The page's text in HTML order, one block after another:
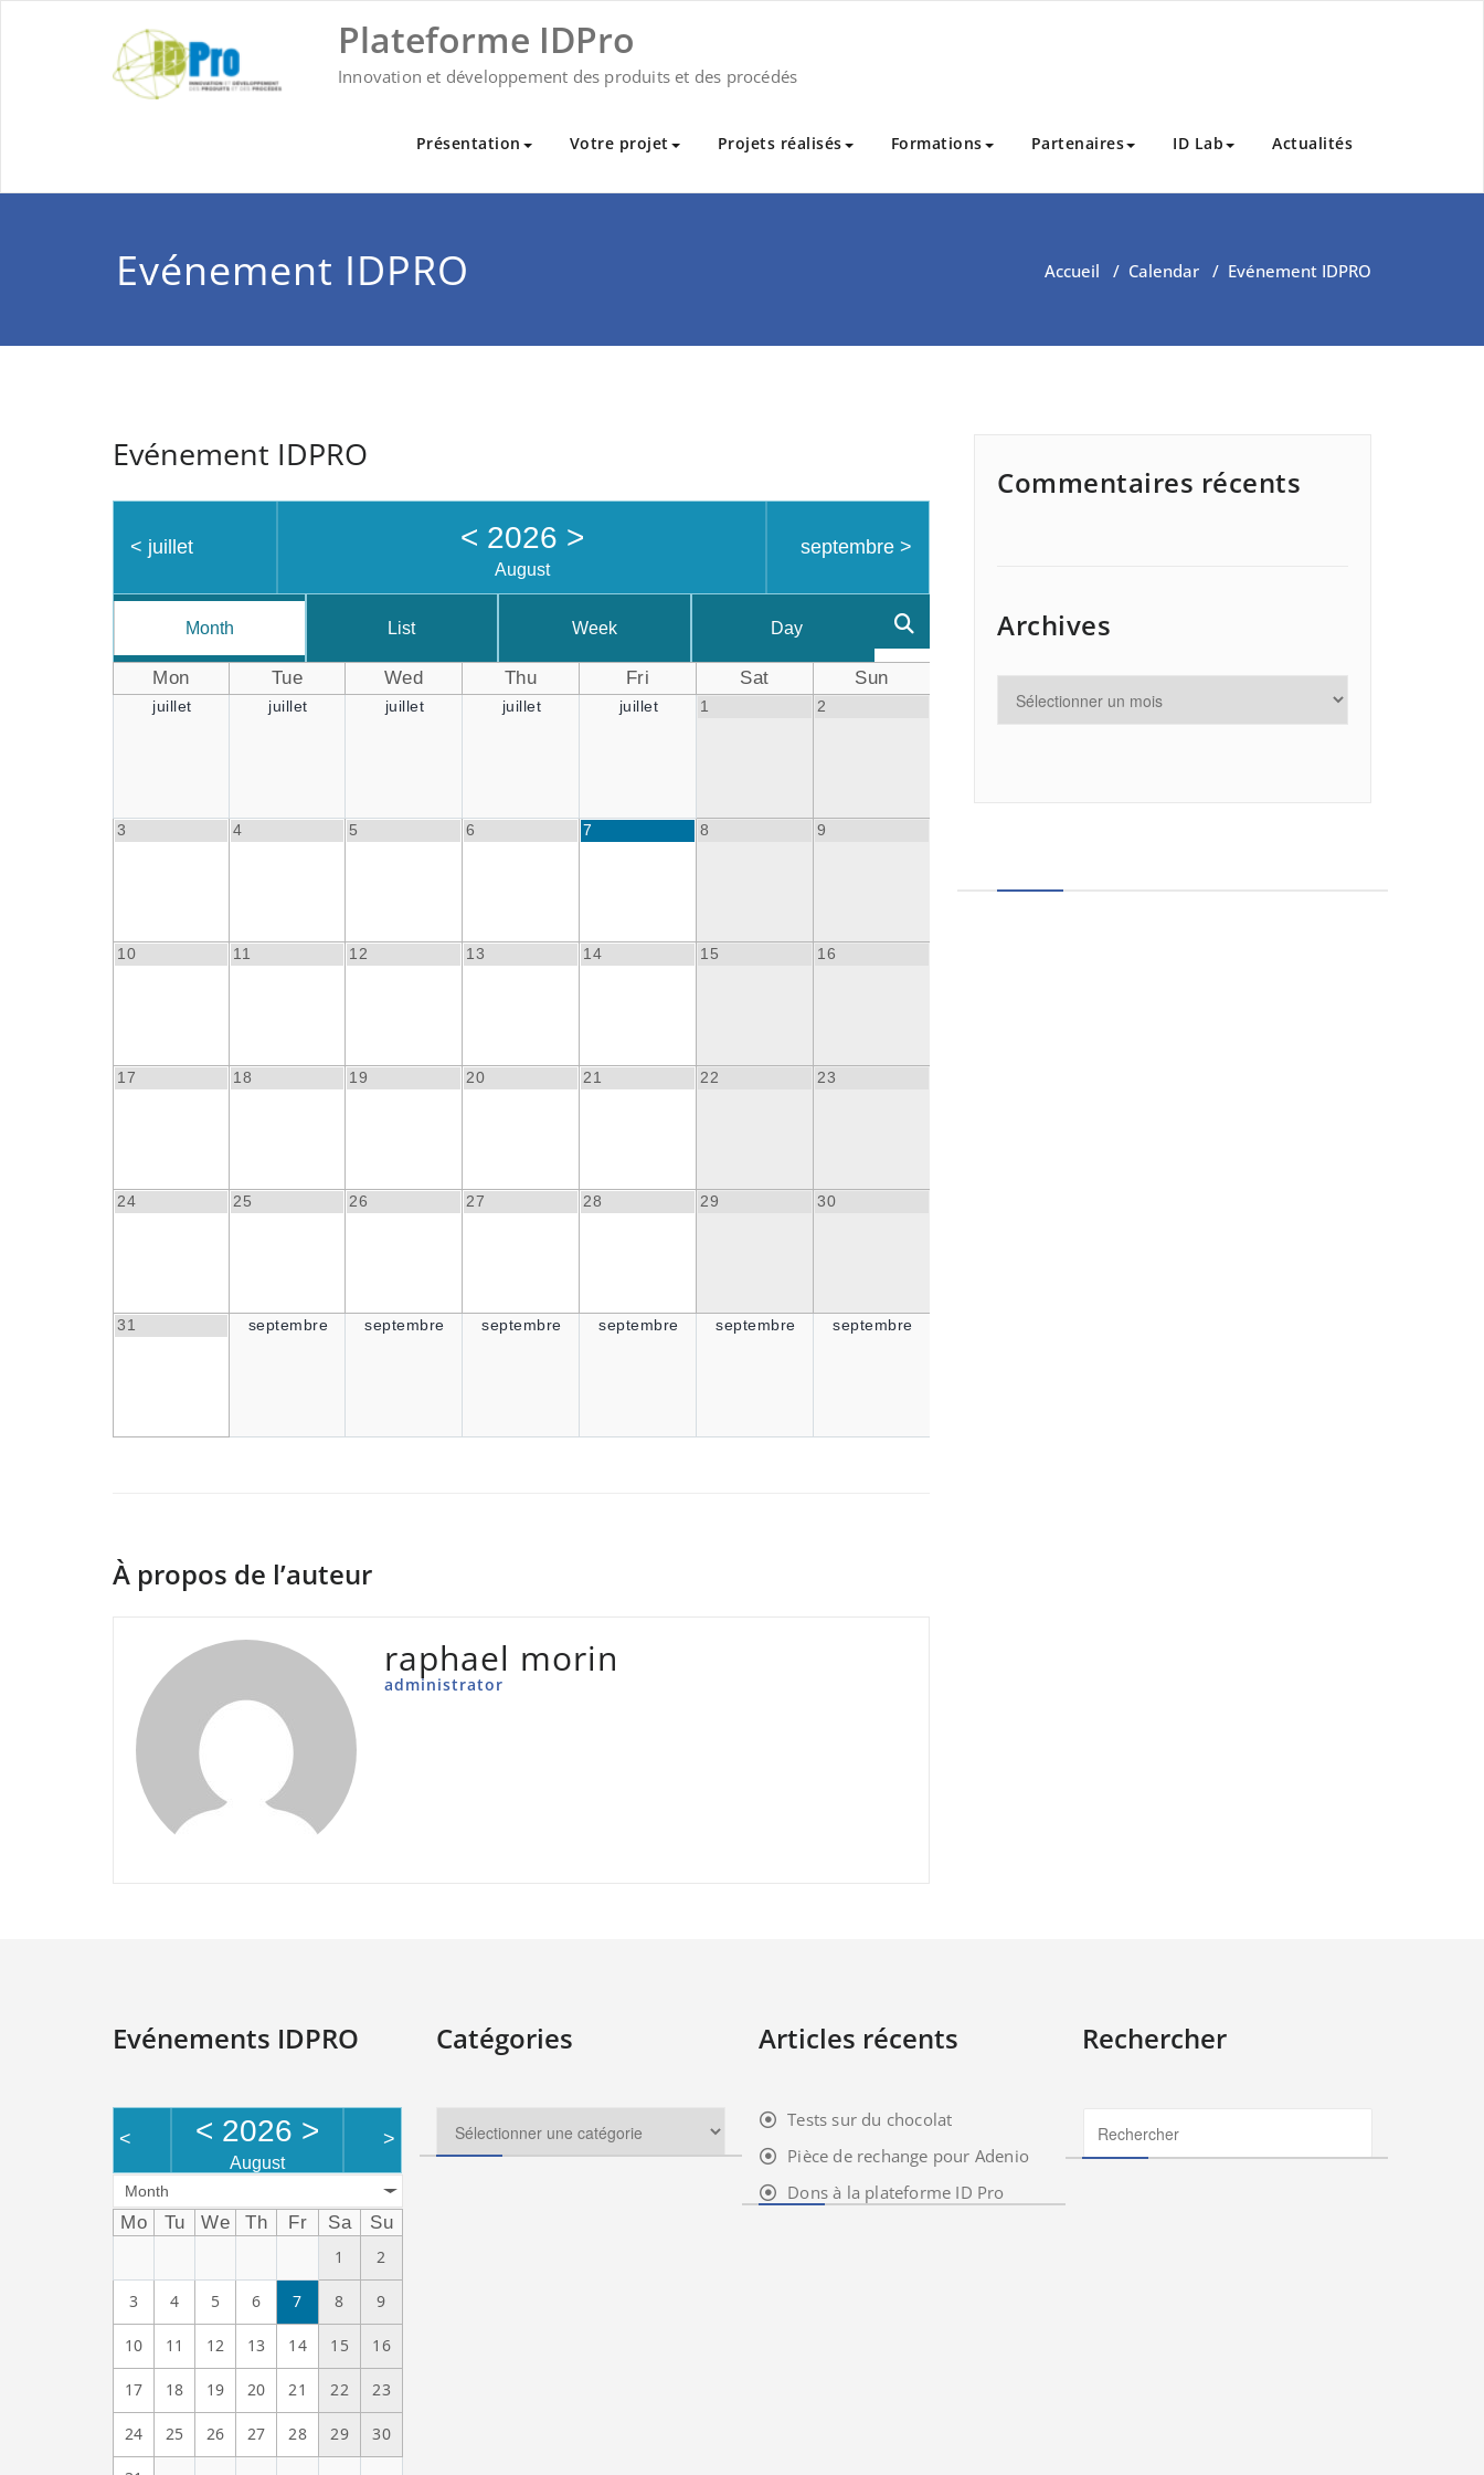
Plateforme IDPro
Innovation et développement des produits et des procédés
Présentation Votre projet Projets réalisés Formations Partenaires ID Lab Actualités
Evénement IDPRO Accueil / Calendar / Evénement IDPRO
Evénement IDPRO
< juillet < 2026 >
August
septembre>
Month List Week Day
Mon Tue Wed Thu Fri Sat Sun
juillet juillet juillet juillet juillet 1 2
3 4 5 6 7 8 9
10 11 12 13 14 15 16
17 18 19 20 21 22 23
24 25 26 27 28 29 30
31 septembre septembre septembre septembre septembre septembre
À propos de l’auteur
raphael morin
administrator
Commentaires récents
Archives
Evénements IDPRO
< < 2026 >
August
>
Month
Mo Tu We Th Fr Sa
Su
1
2
3 4 5 6 7 8 9
10 11 12 13 14 15 16
17 18 19 20 21 22 23
24 25 26 27 28 29 30
Catégories Articles récents
Tests sur du chocolat
Pièce de rechange pour Adenio
Dons à la plateforme ID Pro
Rechercher